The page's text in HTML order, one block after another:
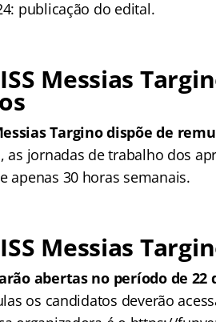
publicação do edital.
Messias
Targino dispõe de
as jornadas de trabalho dos
apenas 30 horas semanais.
Messias
abertas no período de 22
os candidatos deverão